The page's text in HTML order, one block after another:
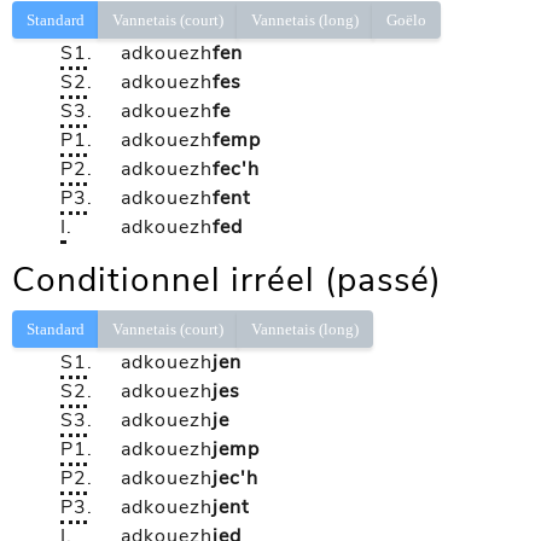
Standard Vannetais (court) Vannetais (long) Goëlo
S1. adkouezhfen
S2. adkouezhfes
S3. adkouezhfe
P1. adkouezhfemp
P2. adkouezhfec'h
P3. adkouezhfent
I. adkouezhfed
Conditionnel irréel (passé)
Standard Vannetais (court) Vannetais (long)
S1. adkouezhjen
S2. adkouezhjes
S3. adkouezhje
P1. adkouezhjemp
P2. adkouezhjec'h
P3. adkouezhjent